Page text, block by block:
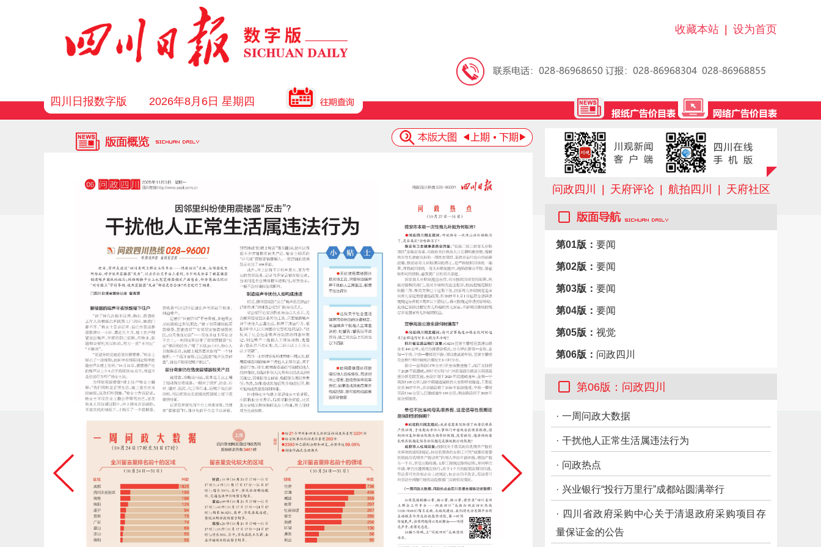
四川日报数字版 2026年8月6日 星期四
收藏本站 设为首页
问政四川 天府评论 航拍四川 天府社区
第01版： 要闻
第02版： 要闻
第03版： 要闻
第04版： 要闻
第05版： 视觉
第06版： 问政四川
第08版：市州观察·内江
第09版：思想周刊
第10版：思想周刊
第11版：思想周刊
第12版：思想周刊
第06版：问政四川
· 一周问政大数据
· 干扰他人正常生活属违法行为
· 问政热点
· 兴业银行“投行万里行”成都站圆满举行
· 四川省政府采购中心关于清退政府采购项目存
量保证金的公告